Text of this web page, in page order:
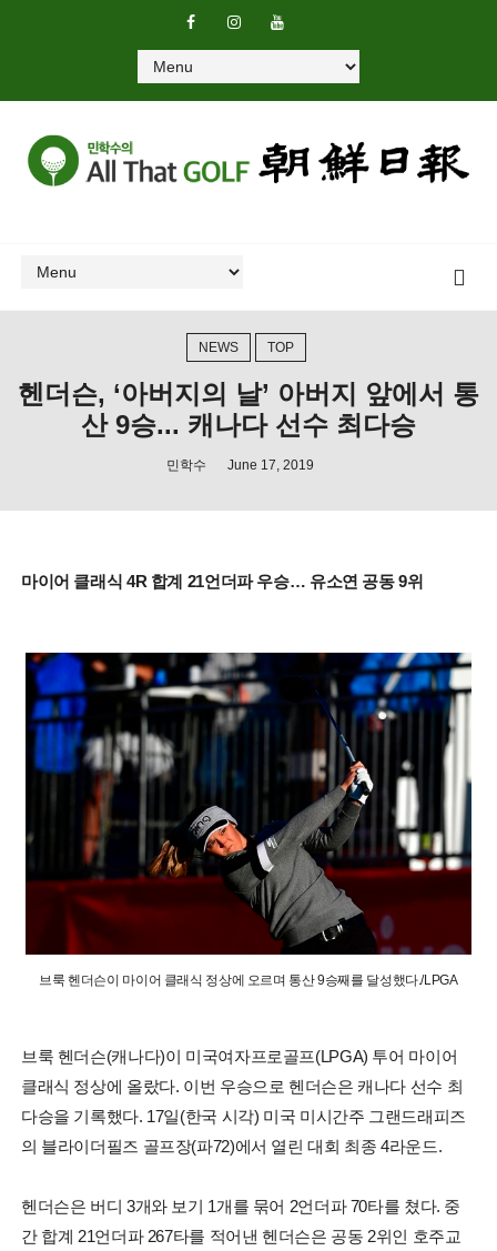
NEWS TOP
헨더슨, ‘아버지의 날’ 아버지 앞에서 통
산 9승... 캐나다 선수 최다승
민학수 June 17, 2019
마이어 클래식 4R 합계 21언더파 우승… 유소연 공동 9위
브룩 헨더슨이 마이어 클래식 정상에 오르며 통산 9승째를 달성했다./LPGA
브룩 헨더슨(캐나다)이 미국여자프로골프(LPGA) 투어 마이어
클래식 정상에 올랐다. 이번 우승으로 헨더슨은 캐나다 선수 최
다승을 기록했다. 17일(한국 시각) 미국 미시간주 그랜드래피즈
의 블라이더필즈 골프장(파72)에서 열린 대회 최종 4라운드.
헨더슨은 버디 3개와 보기 1개를 묶어 2언더파 70타를 쳤다. 중
간 합계 21언더파 267타를 적어낸 헨더슨은 공동 2위인 호주교